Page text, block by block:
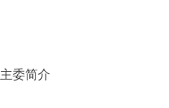
主委简介